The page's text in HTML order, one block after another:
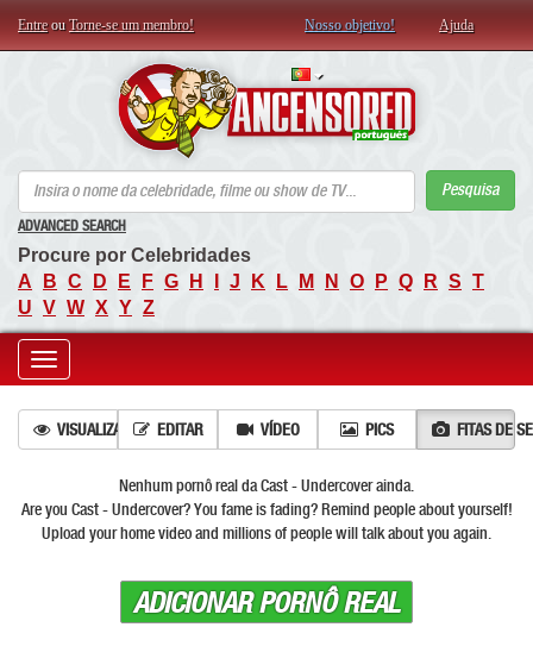
Entreou Torne-se um membro! Nosso objetivo! Ajuda
Pesquisa
ADVANCED SEARCH
Procure por Celebridades
A
B C D E F G H J K L M N O P Q R S T
U V W X Y Z
Toggle
navigation
VISUALIZAÇÕES EDITAR VÍDEO PICS FITAS DE
Nenhum pornô real da Cast - Undercover ainda.
Are you Cast - Undercover? You fame is fading? Remind people about yourself!
Upload your home video and millions of people will talk about you again.
ADICIONAR PORNÔ REAL